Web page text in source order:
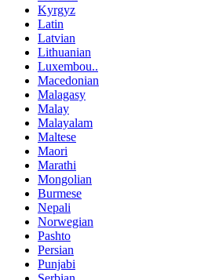
Kyrgyz
Latin
Latvian
Lithuanian
Luxembou..
Macedonian
Malagasy
Malay
Malayalam
Maltese
Maori
Marathi
Mongolian
Burmese
Nepali
Norwegian
Pashto
Persian
Punjabi